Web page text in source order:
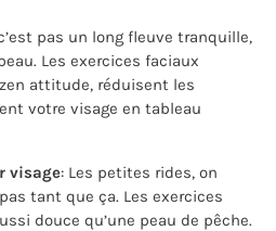
pas un long fleuve tranquille,
Les exercices faciaux
attitude, réduisent les
votre visage en tableau
visage: Les petites rides, on
tant que ça. Les exercices
douce qu’une peau de pêche.